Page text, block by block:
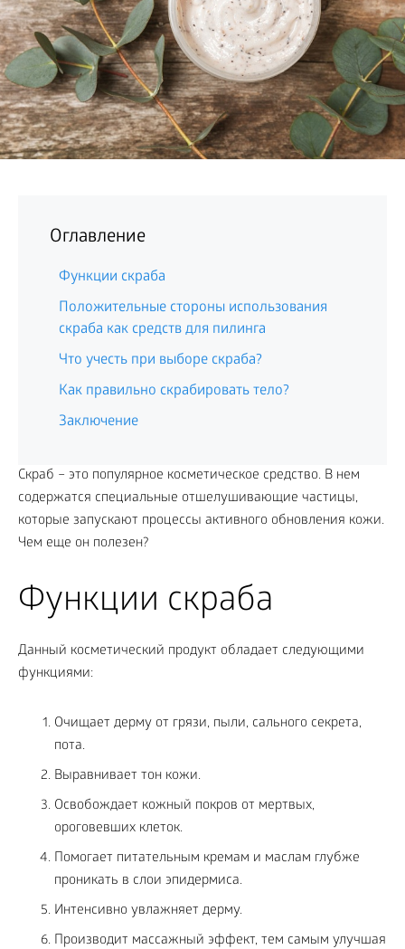
Оглавление
Функции скраба
Положительные стороны использования
скраба как средств для пилинга
Что учесть при выборе скраба?
Как правильно скрабировать тело?
Заключение
Скраб – это популярное косметическое средство. В нем
содержатся специальные отшелушивающие частицы,
которые запускают процессы активного обновления кожи.
Чем еще он полезен?
Функции скраба
Данный косметический продукт обладает следующими
функциями:
Очищает дерму от грязи, пыли, сального секрета,
пота.
Выравнивает тон кожи.
Освобождает кожный покров от мертвых,
ороговевших клеток.
Помогает питательным кремам и маслам глубже
проникать в слои эпидермиса.
Интенсивно увлажняет дерму.
Производит массажный эффект, тем самым улучшая